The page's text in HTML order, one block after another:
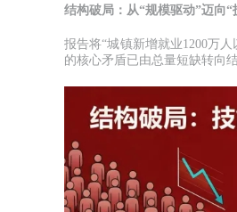
结构破局：从“规模驱动”迈向“
报告将“城镇新增就业1200万
的核心矛盾已由总量短缺转向